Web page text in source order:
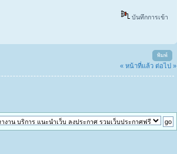
บันทึกการเข้า
พิมพ์
« หน้าที่แล้ว ต่อไป »